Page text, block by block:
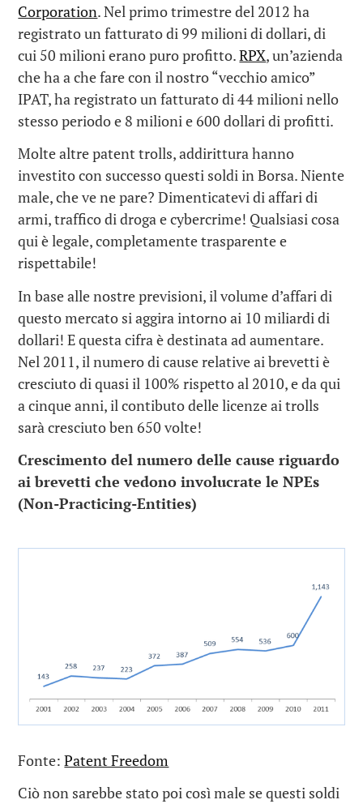
Corporation. Nel primo trimestre del 2012 ha
registrato un fatturato di 99 milioni di dollari, di
cui 50 milioni erano puro profitto.RPX, un’azienda
che ha a che fare con il nostro “vecchio amico”
IPAT, ha registrato un fatturato di 44 milioni nello
stesso periodo e 8 milioni e 600 dollari di profitti.
Molte altre patent trolls, addirittura hanno
investito con successo questi soldi in Borsa. Niente
male, che ve ne pare? Dimenticatevi di affari di
armi, traffico di droga e cybercrime! Qualsiasi cosa
qui è legale, completamente trasparente e
rispettabile!
In base alle nostre previsioni, il volume d’affari di
questo mercato si aggira intorno ai 10 miliardi di
dollari! E questa cifra è destinata ad aumentare.
Nel 2011, il numero di cause relative ai brevetti è
cresciuto di quasi il 100% rispetto al 2010, e da qui
a cinque anni, il contibuto delle licenze ai trolls
sarà cresciuto ben 650 volte!
Crescimento del numero delle cause riguardo
ai brevetti che vedono involucrate le NPEs
(Non-Practicing-Entities)
Fonte:Patent Freedom
Ciò non sarebbe stato poi così male se questi soldi